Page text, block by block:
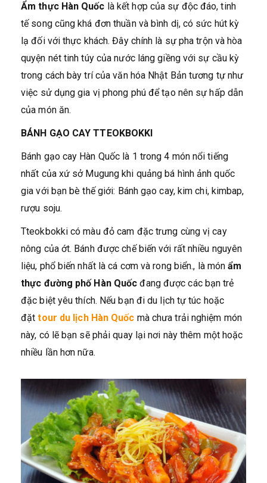
Ẩm thực Hàn Quốc là kết hợp của sự độc đáo, tinh
tế song cũng khá đơn thuần và bình dị, có sức hút kỳ
lạ đối với thực khách. Đây chính là sự pha trộn và hòa
quyện nét tinh túy của nước láng giềng với sự cầu kỳ
trong cách bày trí của văn hóa Nhật Bản tương tự như
việc sử dụng gia vị phong phú để tạo nên sự hấp dẫn
của món ăn.
BÁNH GẠO CAY TTEOKBOKKI
Bánh gạo cay Hàn Quốc là 1 trong 4 món nổi tiếng
nhất của xứ sở Mugung khi quảng bá hình ảnh quốc
gia với bạn bè thế giới: Bánh gạo cay, kim chi, kimbap,
rượu soju.
Tteokbokki có màu đỏ cam đặc trưng cùng vị cay
nông của ớt. Bánh được chế biến với rất nhiều nguyên
liệu, phổ biến nhất là cá cơm và rong biển., là mónẩm
thực đường phố Hàn Quốcđang được các bạn trẻ
đặc biệt yêu thích. Nếu bạn đi du lịch tự túc hoặc
đặttour du lịch Hàn Quốc mà chưa trải nghiệm món
này, có lẽ bạn sẽ phải quay lại nơi này thêm một hoặc
nhiều lần hơn nữa.